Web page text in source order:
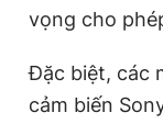
vọng cho
Đặc biệt, các
cảm biến